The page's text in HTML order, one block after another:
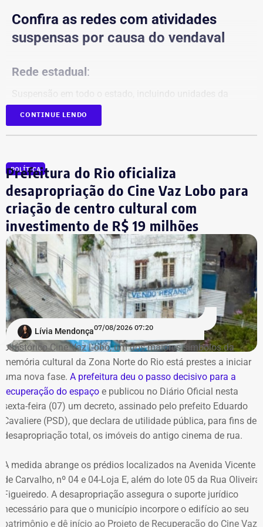
Confira as redes com atividades
suspensas por causa do vendaval
Rede estadual:
Suspensão em todo o estado, incluindo unidades da
Faetec.
Redes municipais:
Rio de Janeiro
Niterói
Nova Iguaçu
Queimados
São João de Meriti
Nilópolis
Seropédica
Itaguaí
Mangaratiba
Angra dos Reis
Paraty
Petrópolis
Belford Roxo
Alerta e Prevenção
A capital fluminense entrou em Estágio 2 de mobilização
na noite de ontem.
CONTINUE LENDO
POLÍTICA
Prefeitura do Rio oficializa
desapropriação do Cine Vaz Lobo para
criação de centro cultural com
investimento de R$ 19 milhões
Lívia Mendonça07/08/2026 07:20
O histórico Cine Vaz Lobo, um dos maiores símbolos da
memória cultural da Zona Norte do Rio está prestes a iniciar
uma nova fase. A prefeitura deu o passo decisivo para a
recuperação do espaço e publicou no Diário Oficial nesta
sexta-feira (07) um decreto, assinado pelo prefeito Eduardo
Cavaliere (PSD), que declara de utilidade pública, para fins de
desapropriação total, os imóveis do antigo cinema de rua.
A medida abrange os prédios localizados na Avenida Vicente
de Carvalho, nº 04 e 04-Loja E, além do lote 05 da Rua Oliveira
Figueiredo. A desapropriação assegura o suporte jurídico
necessário para que o município incorpore o edifício ao seu
patrimônio e dê início ao Projeto de Recuperação do Cine Vaz